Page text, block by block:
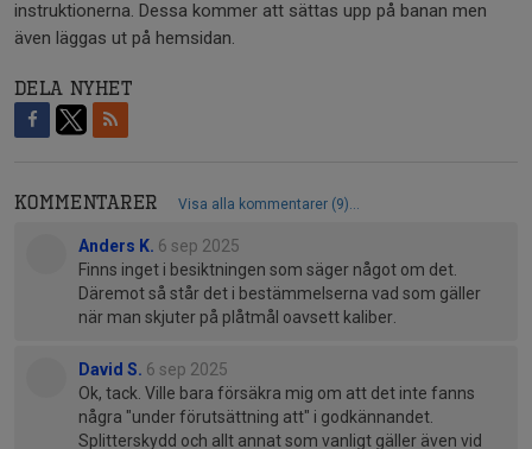
instruktionerna. Dessa kommer att sättas upp på banan men
även läggas ut på hemsidan.
Dela nyhet
Kommentarer Visa alla kommentarer (9)...
Anders K. 6 sep 2025
Finns inget i besiktningen som säger något om det.
Däremot så står det i bestämmelserna vad som gäller
när man skjuter på plåtmål oavsett kaliber.
David S. 6 sep 2025
Ok, tack. Ville bara försäkra mig om att det inte fanns
några "under förutsättning att" i godkännandet.
Splitterskydd och allt annat som vanligt gäller även vid